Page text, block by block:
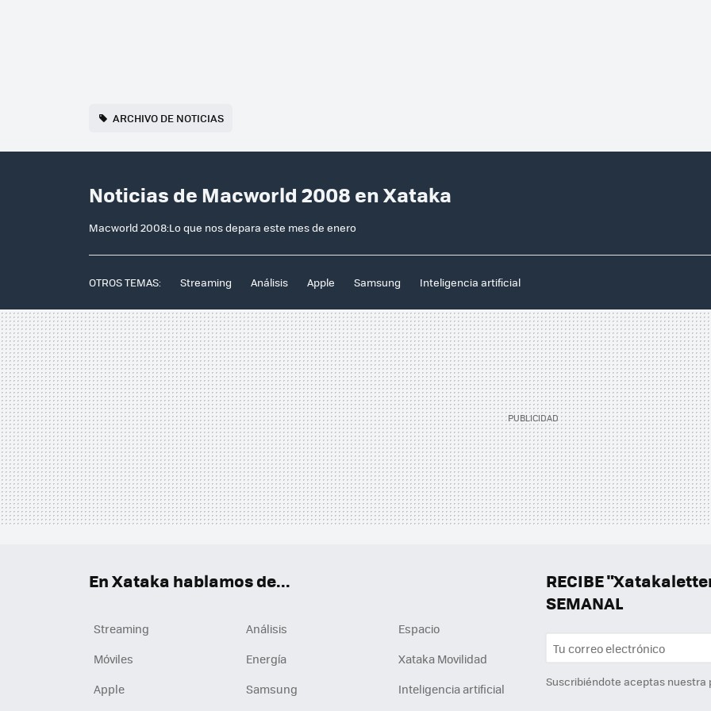
ARCHIVO DE NOTICIAS
Noticias de Macworld 2008 en Xataka
Macworld 2008:Lo que nos depara este mes de enero
OTROS TEMAS: Streaming Análisis Apple Samsung Inteligencia artificial
RECIBE
SEMANAL
Suscribiéndote aceptas nuestra
En Xataka hablamos de...
Streaming Análisis
Espacio
Móviles
Energía
Xataka Movilidad
Apple
Samsung Inteligencia artificial